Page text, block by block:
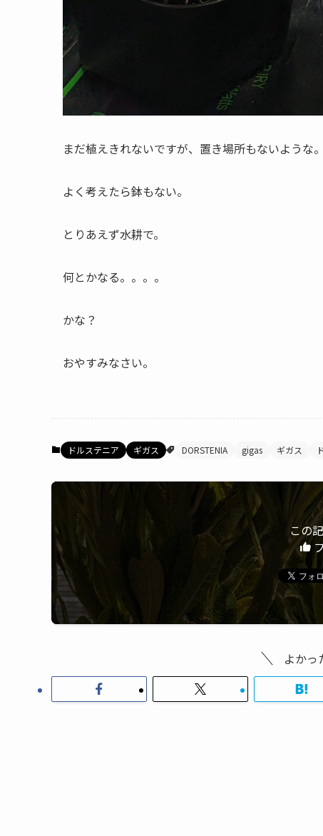
まだ植えきれないですが、置き場所もないような
よく考えたら鉢もない。
とりあえず水耕で。
何とかなる。。。。
かな？
おやすみなさい。
ドルステニア ギガス DORSTENIA gigas ギガス
この
よかっ